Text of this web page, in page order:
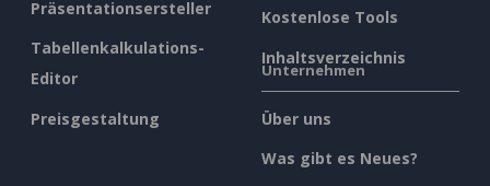
Präsentationsersteller
Tabellenkalkulations-
Editor
Preisgestaltung
Kostenlose Tools
Inhaltsverzeichnis
Unternehmen
Über uns
Was gibt es Neues?